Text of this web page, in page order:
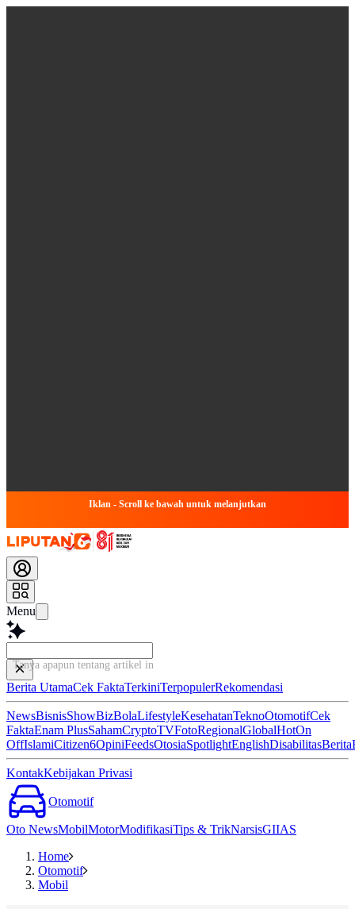
Iklan - Scroll ke bawah untuk melanjutkan
Menu
Tanya apapun tentang artikel ini...
Berita UtamaCek FaktaTerkiniTerpopulerRekomendasi
NewsBisnisShowBizBolaLifestyleKesehatanTeknoOtomotifCek
FaktaEnam PlusSahamCryptoTVFotoRegionalGlobalHotOn
OffIslamiCitizen6OpiniFeedsOtosiaSpotlightEnglishDisabilitasBerita
KontakKebijakan Privasi
Otomotif
Oto NewsMobilMotorModifikasiTips & TrikNarsisGIIAS
Home
Otomotif
Mobil